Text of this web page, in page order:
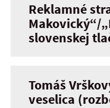
Reklamné
Makovický“/
slovenskej
Tomáš
veselica